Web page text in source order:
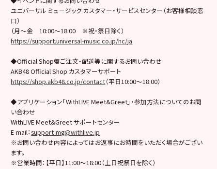
ユニバーサル ミュ－ジック カスタマー・サービスセンター（お客様相談窓
口）
（月～金 10:00～18:00 ※祝・祭日除く）
https://support.universal-music.co.jp/hc/ja
◆Official Shop盤ご注文・配送等に関するお問い合わせ
AKB48 Official Shop カスタマーサポート
https://shop.akb48.co.jp/contact（平日10:00～18:00）
◆アプリケーション「WithLIVE Meet&Greet」・参加方法についてのお問
い合わせ
WithLIVE Meet&Greet サポートセンター
E-mail：support-mg@withlive.jp
※お問い合わせ内容によってはお返事にお時間をいただく場合がござい
ます。
※営業時間：【平日】11:00〜18:00（土日祝祭日を除く）